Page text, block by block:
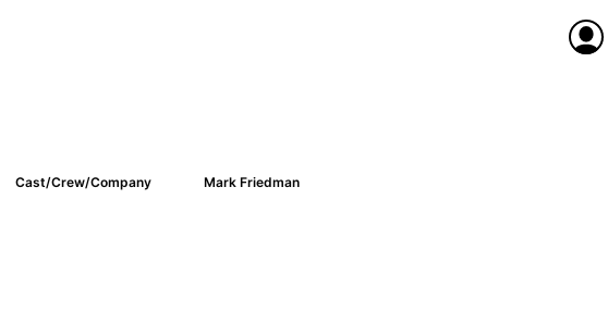
Cast/Crew/Company Mark Friedman